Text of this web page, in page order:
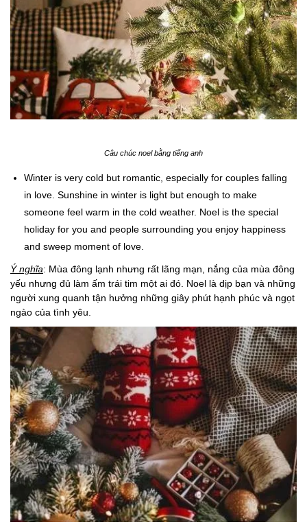
Câu chúc noel bằng tiếng anh
Winter is very cold but romantic, especially for couples falling
in love. Sunshine in winter is light but enough to make
someone feel warm in the cold weather. Noel is the special
holiday for you and people surrounding you enjoy happiness
and sweep moment of love.
Ý nghĩa: Mùa đông lạnh nhưng rất lãng mạn, nắng của mùa đông
yếu nhưng đủ làm ấm trái tim một ai đó. Noel là dịp bạn và những
người xung quanh tận hưởng những giây phút hạnh phúc và ngọt
ngào của tình yêu.